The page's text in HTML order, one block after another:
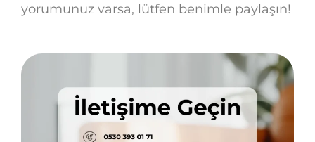
yorumunuz varsa, lütfen benimle paylaşın!